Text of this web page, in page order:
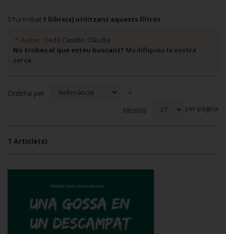
S'ha trobat 1 llibre(s) utilitzant aquests filtres
Autor: Cedó Castillo, Clàudia
No trobes el que esteu buscant? Modifiqueu la vostra
cerca
Ordena per
Mostra
per pàgina
1 Article(s)